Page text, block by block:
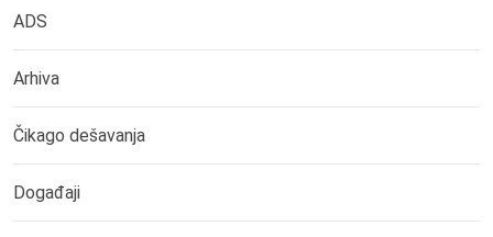
ADS
Arhiva
Čikago dešavanja
Događaji